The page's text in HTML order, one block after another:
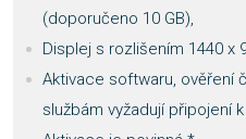
(doporučeno 10 GB),
Displej s rozlišením 1440 x
Aktivace softwaru, ověření
službám vyžadují připojení